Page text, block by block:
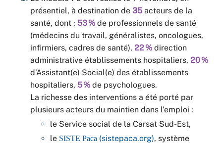
présentiel, à destination de 35 acteurs de la
santé, dont : 53 %de professionnels de santé
(médecins du travail, généralistes, oncologues,
infirmiers, cadres de santé), 22 %direction
administrative établissements hospitaliers, 20 %
d’Assistant(e) Social(e) des établissements
hospitaliers, 5 %de psychologues.
La richesse des interventions a été porté par
plusieurs acteurs du maintien dans l’emploi :
le Service social de la Carsat Sud-Est,
le SISTE Paca (sistepaca.org), système